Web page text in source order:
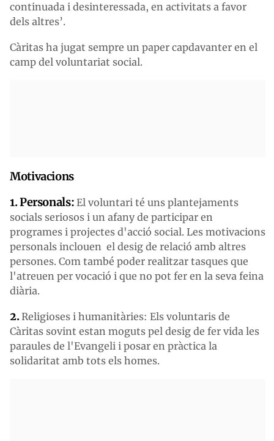
continuada i desinteressada, en activitats a favor
dels altres’.
Càritas ha jugat sempre un paper capdavanter en el
camp del voluntariat social.
Motivacions
1. Personals: El voluntari té uns plantejaments
socials seriosos i un afany de participar en
programes i projectes d'acció social. Les motivacions
personals inclouen el desig de relació amb altres
persones. Com també poder realitzar tasques que
l'atreuen per vocació i que no pot fer en la seva feina
diària.
2.Religioses i humanitàries: Els voluntaris de
Càritas sovint estan moguts pel desig de fer vida les
paraules de l'Evangeli i posar en pràctica la
solidaritat amb tots els homes.